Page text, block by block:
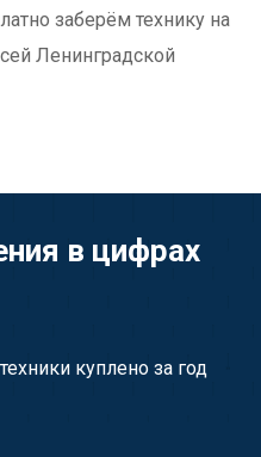
заберём технику на
Ленинградской
в цифрах
куплено за год